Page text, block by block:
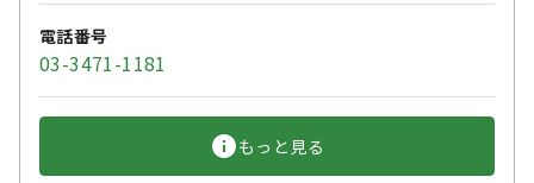
電話番号
03-3471-1181
もっと見る